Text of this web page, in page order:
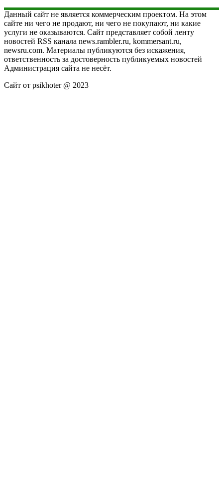
Данный сайт не является коммерческим проектом. На этом
сайте ни чего не продают, ни чего не покупают, ни какие
услуги не оказываются. Сайт представляет собой ленту
новостей RSS канала news.rambler.ru, kommersant.ru,
newsru.com. Материалы публикуются без искажения,
ответственность за достоверность публикуемых новостей
Администрация сайта не несёт.
Сайт от psikhoter @ 2023